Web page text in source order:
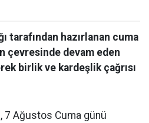
tarafından hazırlanan cuma
çevresinde devam eden
birlik ve kardeşlik çağrısı
7 Ağustos Cuma günü